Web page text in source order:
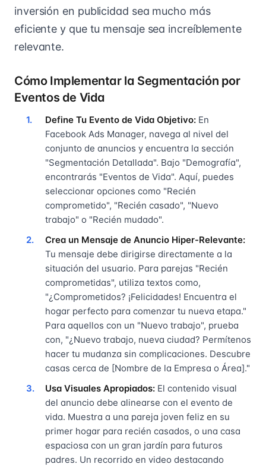
inversión en publicidad sea mucho más
eficiente y que tu mensaje sea increíblemente
relevante.
Cómo Implementar la Segmentación por
Eventos de Vida
Define Tu Evento de Vida Objetivo: En
Facebook Ads Manager, navega al nivel del
conjunto de anuncios y encuentra la sección
"Segmentación Detallada". Bajo "Demografía",
encontrarás "Eventos de Vida". Aquí, puedes
seleccionar opciones como "Recién
comprometido", "Recién casado", "Nuevo
trabajo" o "Recién mudado".
Crea un Mensaje de Anuncio Hiper-Relevante:
Tu mensaje debe dirigirse directamente a la
situación del usuario. Para parejas "Recién
comprometidas", utiliza textos como,
"¿Comprometidos? ¡Felicidades! Encuentra el
hogar perfecto para comenzar tu nueva etapa."
Para aquellos con un "Nuevo trabajo", prueba
con, "¿Nuevo trabajo, nueva ciudad? Permítenos
hacer tu mudanza sin complicaciones. Descubre
casas cerca de [Nombre de la Empresa o Área]."
Usa Visuales Apropiados: El contenido visual
del anuncio debe alinearse con el evento de
vida. Muestra a una pareja joven feliz en su
primer hogar para recién casados, o una casa
espaciosa con un gran jardín para futuros
padres. Un recorrido en video destacando